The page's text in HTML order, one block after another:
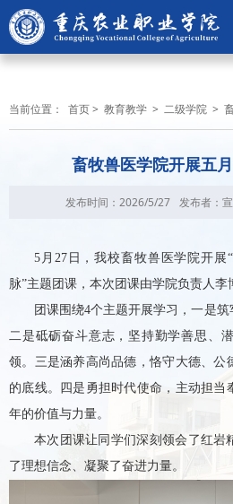
当前位置： 首页> 教育教学 > 二级学院 >
畜牧兽医学院开展五
发布时间：2026/5/27 发布者：
5 月 27日，我校畜牧兽医学院开展
脉”主题团课，本次团课由学院负责人李
团课围绕4个主题开展学习，一是筑
二是砥砺奋斗意志，坚持勤学善思、
领。三是涵养高尚品德，恪守大德、公
的底线。四是勇担时代使命，主动担当
年的价值与力量。
本次团课让同学们深刻领会了红岩
了理想信念、凝聚了奋进力量。